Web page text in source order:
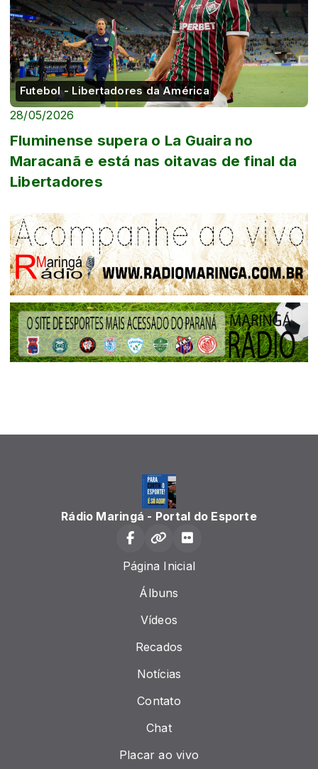
Futebol - Libertadores da América
28/05/2026
Fluminense supera o La Guaira no
Maracanã e está nas oitavas de final da
Libertadores
Rádio Maringá - Portal do Esporte
Página Inicial
Álbuns
Vídeos
Recados
Notícias
Contato
Chat
Placar ao vivo